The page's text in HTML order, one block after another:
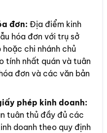
đơn: Địa điểm kinh
hóa đơn với trụ sở
chi nhánh chủ
tính nhất quán và tuân
đơn và các văn bản
phép kinh doanh:
tuân thủ đầy đủ các
doanh theo quy định